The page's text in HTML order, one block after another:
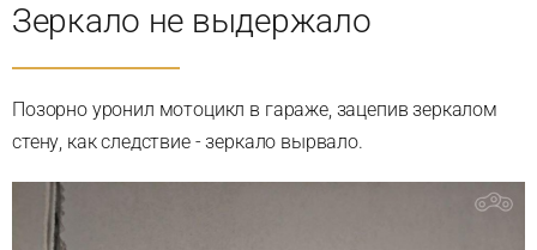
Зеркало не выдержало
Позорно уронил мотоцикл в гараже, зацепив зеркалом
стену, как следствие - зеркало вырвало.